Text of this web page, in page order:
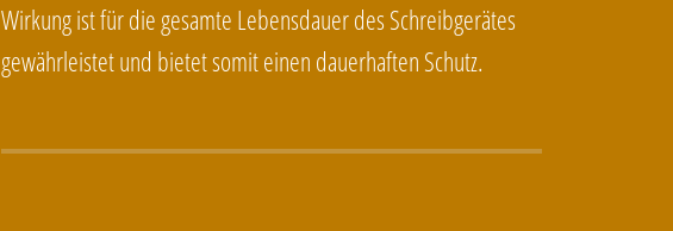
Wirkung ist für die gesamte Lebensdauer des Schreibgerätes
gewährleistet und bietet somit einen dauerhaften Schutz.